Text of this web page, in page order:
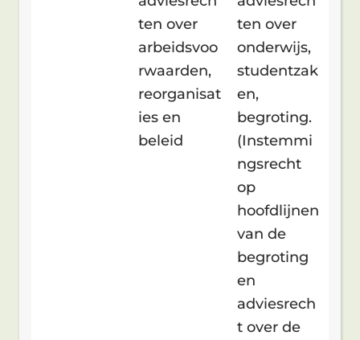
ten over
arbeidsvoo
rwaarden,
reorganisat
ies en
beleid
ten over
onderwijs,
studentzak
en,
begroting.
(Instemmi
ngsrecht
op
hoofdlijnen
van de
begroting
en
adviesrech
t over de